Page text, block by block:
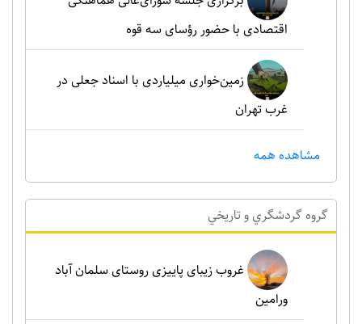
اقتصادی با حضور رؤسای سه قوه
زمین‌خواری میلیاردی با اسناد جعلی در
غرب تهران
مشاهده همه
گروه گردشگري و تاريخي
غروب زیبای پاییزی روستای سلمان آباد
ورامین